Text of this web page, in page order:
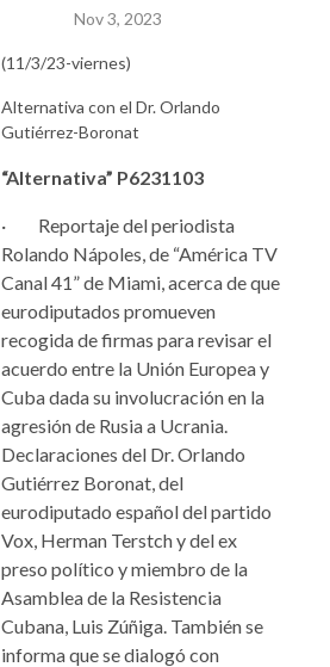
Nov 3, 2023
(11/3/23-viernes)
Alternativa con el Dr. Orlando
Gutiérrez-Boronat
“Alternativa” P6231103
· Reportaje del periodista
Rolando Nápoles, de “América TV
Canal 41” de Miami, acerca de que
eurodiputados promueven
recogida de firmas para revisar el
acuerdo entre la Unión Europea y
Cuba dada su involucración en la
agresión de Rusia a Ucrania.
Declaraciones del Dr. Orlando
Gutiérrez Boronat, del
eurodiputado español del partido
Vox, Herman Terstch y del ex
preso político y miembro de la
Asamblea de la Resistencia
Cubana, Luis Zúñiga. También se
informa que se dialogó con